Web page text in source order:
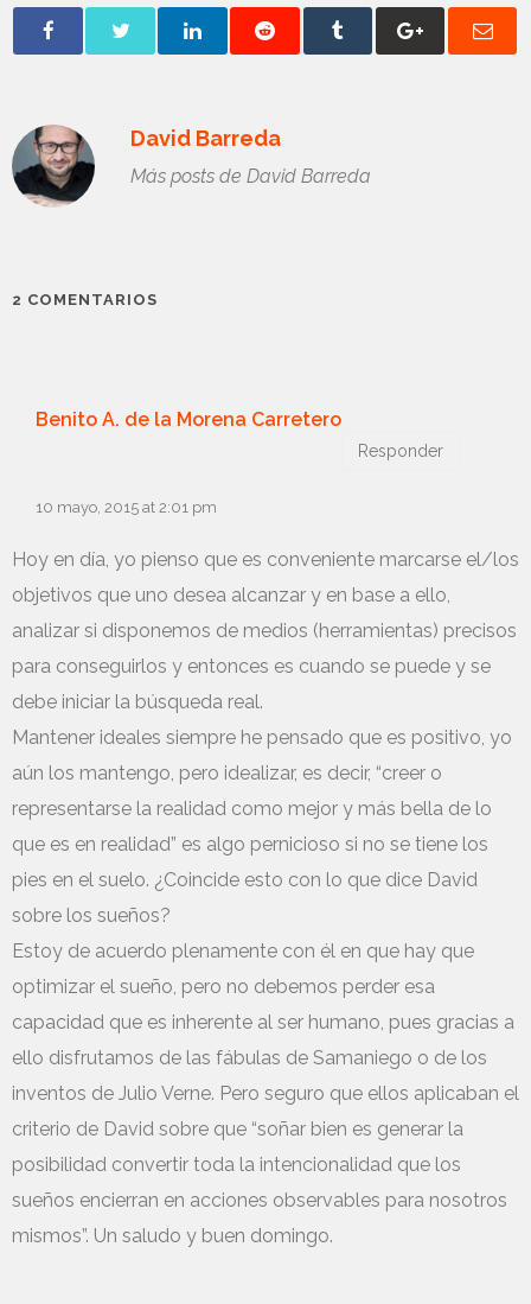
David Barreda
Más posts de David Barreda
2 COMENTARIOS
Benito A. de la Morena Carretero
Responder
10 mayo, 2015 at 2:01 pm
Hoy en día, yo pienso que es conveniente marcarse el/los
objetivos que uno desea alcanzar y en base a ello,
analizar si disponemos de medios (herramientas) precisos
para conseguirlos y entonces es cuando se puede y se
debe iniciar la búsqueda real.
Mantener ideales siempre he pensado que es positivo, yo
aún los mantengo, pero idealizar, es decir, “creer o
representarse la realidad como mejor y más bella de lo
que es en realidad” es algo pernicioso si no se tiene los
pies en el suelo. ¿Coincide esto con lo que dice David
sobre los sueños?
Estoy de acuerdo plenamente con él en que hay que
optimizar el sueño, pero no debemos perder esa
capacidad que es inherente al ser humano, pues gracias a
ello disfrutamos de las fábulas de Samaniego o de los
inventos de Julio Verne. Pero seguro que ellos aplicaban el
criterio de David sobre que “soñar bien es generar la
posibilidad convertir toda la intencionalidad que los
sueños encierran en acciones observables para nosotros
mismos”. Un saludo y buen domingo.